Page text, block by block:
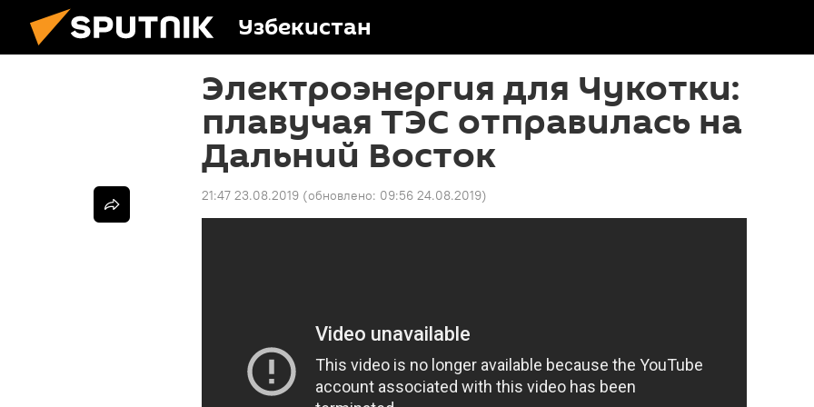
Узбекистан
Электроэнергия для Чукотки:
плавучая ТЭС отправилась на
Дальний Восток
21:47 23.08.2019 (обновлено: 09:56 24.08.2019)